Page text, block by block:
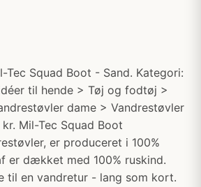
Tec Squad Boot - Sand. Kategori:
til hende > Tøj og fodtøj >
dame > Vandrestøvler
Mil-Tec Squad Boot
er produceret i 100%
er dækket med 100% ruskind.
til en vandretur - lang som kort.